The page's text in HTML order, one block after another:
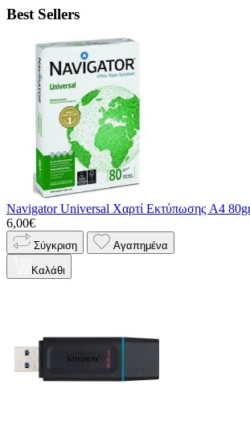
Best Sellers
Navigator Universal Χαρτί Εκτύπωσης A4
6,00€
Σύγκριση Αγαπημένα
Καλάθι